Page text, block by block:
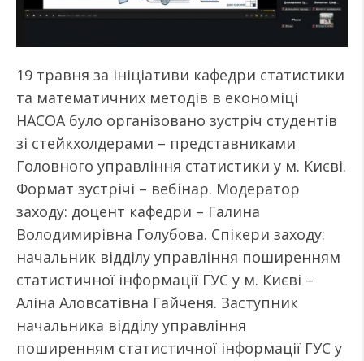
19 травня за ініціативи кафедри статистики
та математичних методів в економіці
НАСОА було організовано зустріч студентів
зі стейкхолдерами – представниками
Головного управління статистики у м. Києві.
Формат зустрічі – вебінар. Модератор
заходу: доцент кафедри – Галина
Володимирівна Голубова. Спікери заходу:
начальник відділу управління поширенням
статистичної інформації ГУС у м. Києві –
Аліна Аловсатівна Гайченя. Заступник
начальника відділу управління
поширенням статистичної інформації ГУС у